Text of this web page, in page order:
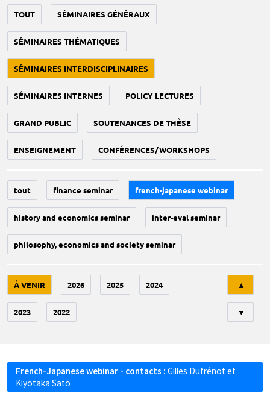
TOUT SÉMINAIRES GÉNÉRAUX
SÉMINAIRES THÉMATIQUES
SÉMINAIRES INTERDISCIPLINAIRES
SÉMINAIRES INTERNES POLICY LECTURES
GRAND PUBLIC SOUTENANCES DE THÈSE
ENSEIGNEMENT CONFÉRENCES/WORKSHOPS
tout finance seminar french-japanese webinar
history and economics seminar inter-eval seminar
philosophy, economics and society seminar
À VENIR 2026 2025 2024
2023 2022
▲
▼
French-Japanese webinar - contacts : Gilles Dufrénot et
Kiyotaka Sato